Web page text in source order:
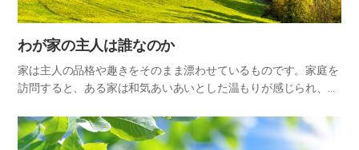
​わが家の主人は誰なのか
家は主人の品格や趣きをそのまま漂わせているものです。家庭を
訪問すると、ある家は和気あいあいとした温もりが感じられ、あ
家にいても、家の主が怠惰な人なのか、働き者の人なのか、余裕
のある人…